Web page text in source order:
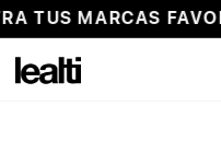
MARCAS